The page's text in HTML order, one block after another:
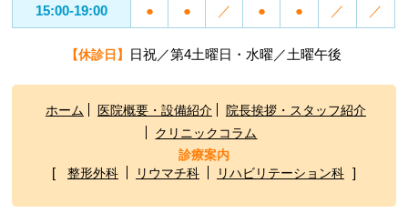
15:00-19:00 ● ● ／ ● ● ／ ／
【休診日】 日祝／第4土曜日・水曜／土曜午後
ホーム 医院概要・設備紹介
院長挨拶・スタッフ紹介
クリニックコラム
診療案内
整形外科
リウマチ科 リハビリテーション科